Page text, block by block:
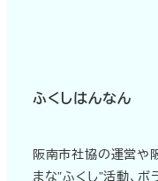
ふくしはんなん
阪南市社協の運営や
まな”ふくし”活動、